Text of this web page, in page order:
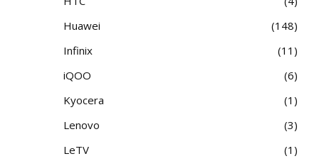
Huawei
148
Infinix
11
iQOO
6
Kyocera
1
Lenovo
3
LeTV
1